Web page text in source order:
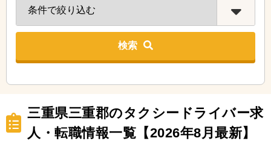
検索
三重県三重郡のタクシードライバー求
人・転職情報一覧【2026年8月最新】